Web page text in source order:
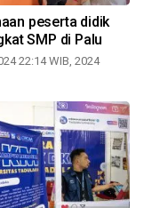
peserta didik
SMP di Palu
22:14 WIB, 2024